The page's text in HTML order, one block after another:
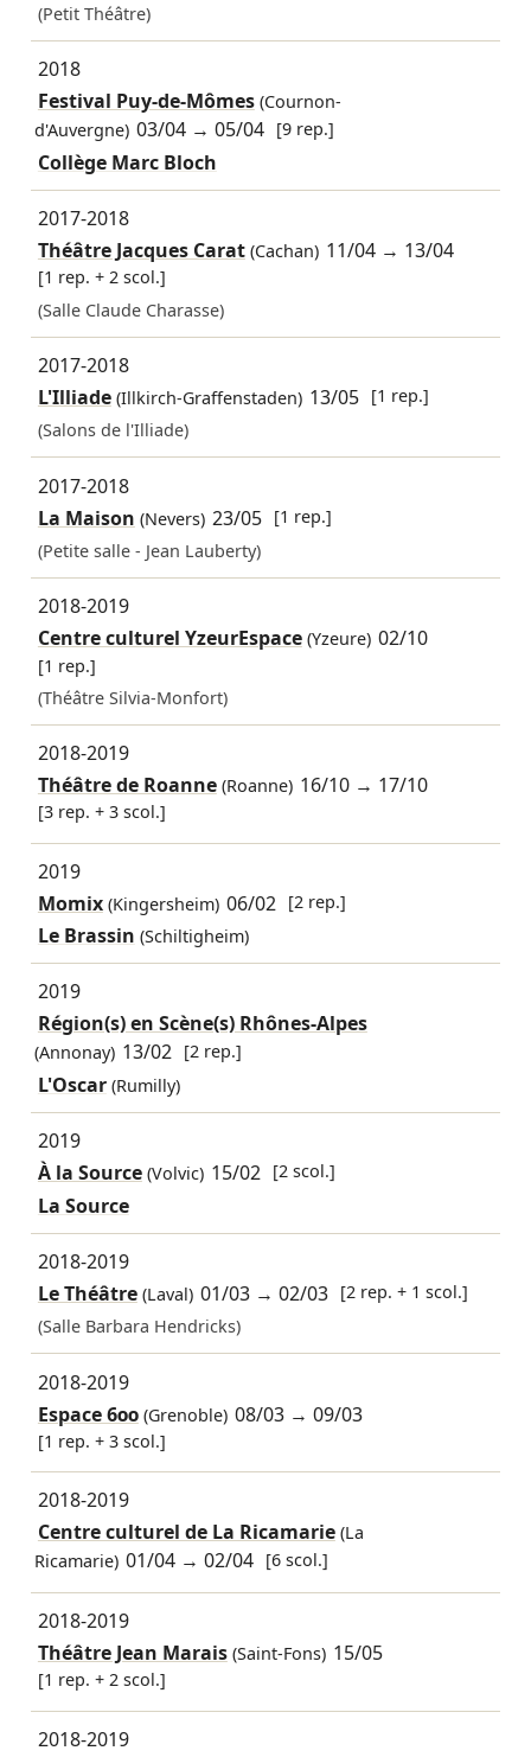
(Petit Théâtre)
2018
Festival Puy-de-Mômes(Cournon-
d'Auvergne) 03/04 →05/04 [9 rep.]
Collège Marc Bloch
2017-2018
Théâtre Jacques Carat(Cachan) 11/04 → 13/04
[1 rep. + 2 scol.]
(Salle Claude Charasse)
2017-2018
L'Illiade(Illkirch-Graffenstaden) 13/05 [1 rep.]
(Salons de l'Illiade)
2017-2018
La Maison (Nevers) 23/05 [1 rep.]
(Petite salle - Jean Lauberty)
2018-2019
Centre culturel YzeurEspace(Yzeure) 02/10
[1 rep.]
(Théâtre Silvia-Monfort)
2018-2019
Théâtre de Roanne(Roanne) 16/10 → 17/10
[3 rep. + 3 scol.]
2019
Momix(Kingersheim) 06/02 [2 rep.]
Le Brassin (Schiltigheim)
2019
Région(s) en Scène(s) Rhônes-Alpes
(Annonay) 13/02 [2 rep.]
L'Oscar (Rumilly)
2019
À la Source(Volvic) 15/02 [2 scol.]
La Source
2018-2019
Le Théâtre(Laval) 01/03 →02/03 [2 rep. + 1 scol.]
(Salle Barbara Hendricks)
2018-2019
Espace 600(Grenoble) 08/03 →09/03
[1 rep. + 3 scol.]
2018-2019
Centre culturel de La Ricamarie(La
Ricamarie) 01/04 →02/04 [6 scol.]
2018-2019
Théâtre Jean Marais(Saint-Fons) 15/05
[1 rep. + 2 scol.]
2018-2019